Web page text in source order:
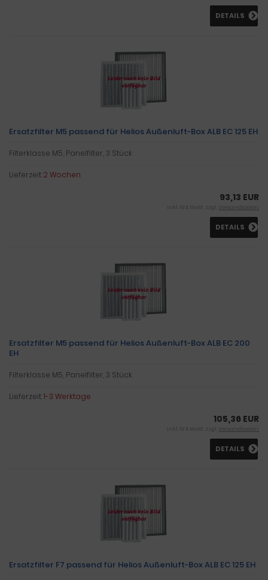
DETAILS
Ersatzfilter M5 passend für Helios Außenluft-Box ALB EC 125 EH
Filterklasse M5, Panelfilter, 3 Stück
Lieferzeit:2 Wochen
93,13 EUR
inkl. 19 % MwSt. zzgl. Versandkosten
DETAILS
Ersatzfilter M5 passend für Helios Außenluft-Box ALB EC 200
EH
Filterklasse M5, Panelfilter, 3 Stück
Lieferzeit:1-3 Werktage
105,36 EUR
inkl. 19 % MwSt. zzgl. Versandkosten
DETAILS
Ersatzfilter F7 passend für Helios Außenluft-Box ALB EC 125 EH